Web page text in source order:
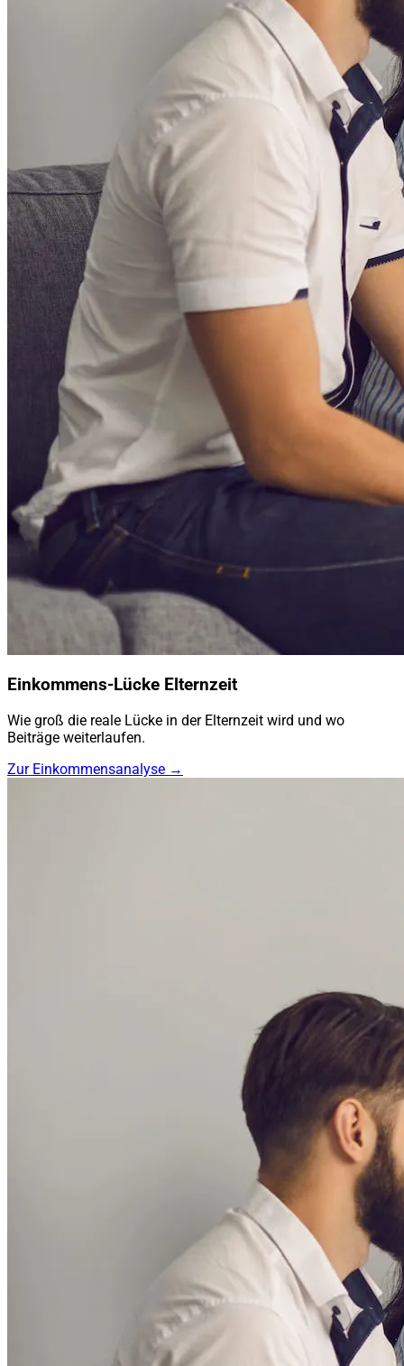
Einkommens-Lücke Elternzeit
Wie groß die reale Lücke in der Elternzeit wird und wo
Beiträge weiterlaufen.
Zur Einkommensanalyse →